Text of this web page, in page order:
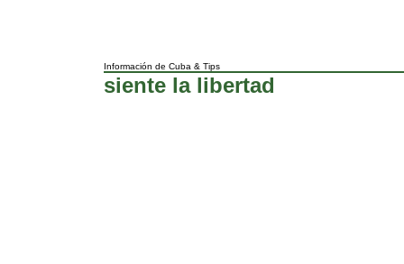
Información de Cuba & Tips
siente la libertad